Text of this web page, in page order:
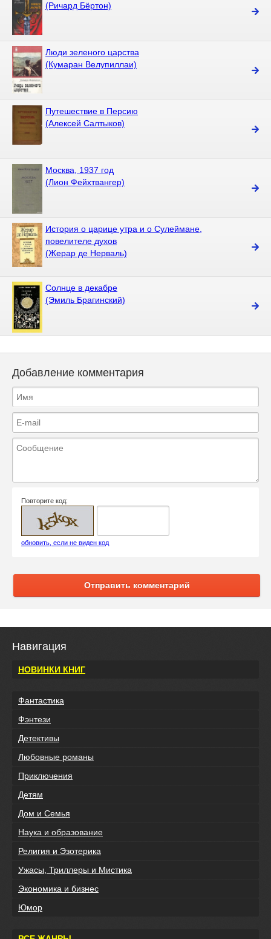
(Ричард Бёртон)
Люди зеленого царства
(Кумаран Велупиллаи)
Путешествие в Персию
(Алексей Салтыков)
Москва, 1937 год
(Лион Фейхтвангер)
История о царице утра и о Сулеймане,
повелителе духов
(Жерар де Нерваль)
Солнце в декабре
(Эмиль Брагинский)
Добавление комментария
Повторите код:
обновить, если не виден код
Отправить комментарий
Навигация
НОВИНКИ КНИГ
Фантастика
Фэнтези
Детективы
Любовные романы
Приключения
Детям
Дом и Семья
Наука и образование
Религия и Эзотерика
Ужасы, Триллеры и Мистика
Экономика и бизнес
Юмор